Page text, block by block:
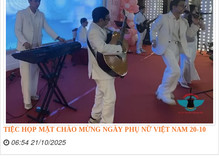
TIỆC HỌP MẶT CHÀO MỪNG NGÀY PHỤ NỮ VIỆT NAM 20-10
06:54 21/10/2025